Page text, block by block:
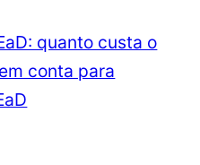
quanto custa o
conta para